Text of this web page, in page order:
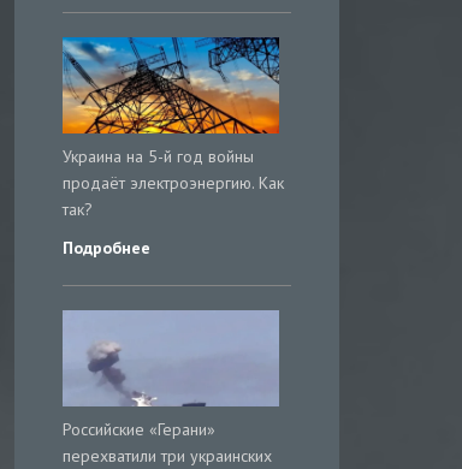
Украина на 5-й год войны
продаёт электроэнергию. Как
так?
Подробнее
Российские «Герани»
перехватили три украинских